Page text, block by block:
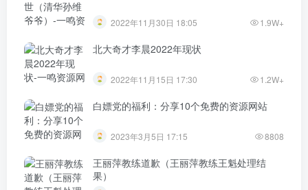
2022年11月30日 18:05 1.9W+
北大奇才李晨2022年现状
2022年11月15日 17:30 1.2W+
白嫖党的福利：分享10个免费的资源网站
2023年3月5日 17:15 8808
王丽萍教练道歉（王丽萍教练王魁处理结
果）